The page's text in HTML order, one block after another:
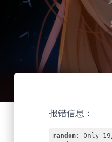
报错信息：
random